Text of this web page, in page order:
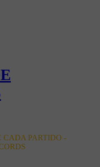
CADA PARTIDO -